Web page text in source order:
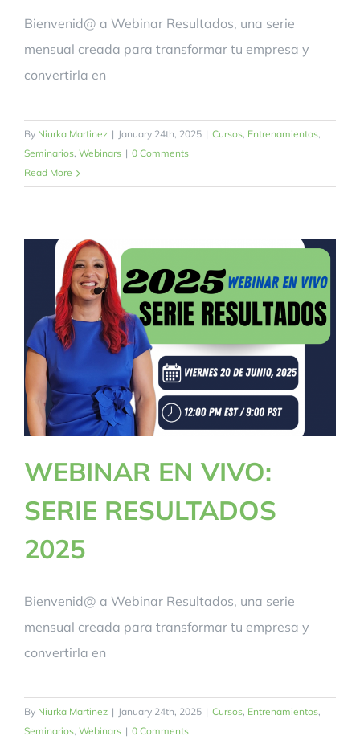
Bienvenid@ a Webinar Resultados, una serie
mensual creada para transformar tu empresa y
convertirla en
By Niurka Martinez | January 24th, 2025 | Cursos, Entrenamientos,
Seminarios, Webinars | 0 Comments
Read More
WEBINAR EN VIVO:
SERIE RESULTADOS
2025
Bienvenid@ a Webinar Resultados, una serie
mensual creada para transformar tu empresa y
convertirla en
By Niurka Martinez | January 24th, 2025 | Cursos, Entrenamientos,
Seminarios, Webinars | 0 Comments